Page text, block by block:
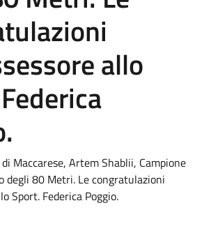
allo
Maccarese, Artem Shablii, Campione
degli 80 Metri. Le congratulazioni
Sport. Federica Poggio.